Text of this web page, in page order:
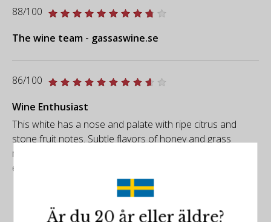
88/100
The wine team - gassaswine.se
86/100
Wine Enthusiast
This white has a nose and palate with ripe citrus and
stone fruit notes. Subtle flavors of honey and grass
mingle in the finish while moderate acidity makes the wine
easy to drink.
Är du 20 år eller äldre?